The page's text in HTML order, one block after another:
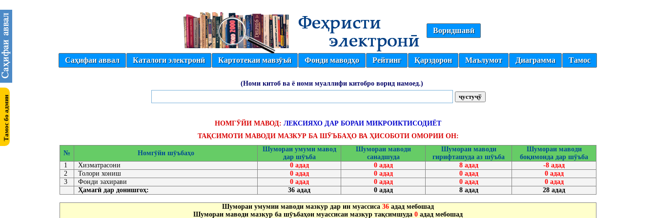
Воридшавӣ
Саҳифаи аввал Каталоги электронӣ Картотекаи мавзӯъӣ Фонди маводҳо Рейтинг Қарздорон Маълумот Диаграмма Тамос
(Номи китоб ва ё номи муаллифи китобро ворид намоед.)
НОМГӮЙИ МАВОД: ЛЕКСИЯХО ДАР БОРАИ МИКРОИКТИСОДИЁТ
ТАҚСИМОТИ МАВОДИ МАЗКУР БА ШӮЪБАҲО ВА ҲИСОБОТИ ОМОРИИ ОН:
№ Номгӯйи шӯъбаҳо
Шумораи умуми мавод
дар шӯъба
Шумораи маводи
санадшуда
Шумораи маводи
гирифташуда аз шӯъба
Шумораи маводи
боқимонда дар шӯъба
1
Хизматрасони 0 адад 0 адад 8 адад
-8 адад
2
Толори хониш 0 адад 0 адад 0 адад
0 адад
3
Фонди захирави 0 адад 0 адад 0 адад
0 адад
Ҳамагӣ дар донишгоҳ:
36 адад 0 адад 8 адад 28 адад
Шумораи умумии маводи мазкур дар ин муассиса 36 адад мебошад
Шумораи маводи мазкур ба шӯъбаҳои муассисаи мазкур тақсимшуда 0 адад мебошад